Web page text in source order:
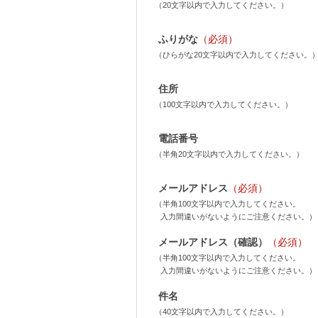
（20文字以内で入力してください。）
ふりがな （必須）
（ひらがな20文字以内で入力してください。
住所
（100文字以内で入力してください。）
電話番号
（半角20文字以内で入力してください。）
メールアドレス （必須）
（半角100文字以内で入力してください。
入力間違いがないようにご注意ください。）
メールアドレス（確認） （必須）
（半角100文字以内で入力してください。
入力間違いがないようにご注意ください。）
件名
（40文字以内で入力してください。）